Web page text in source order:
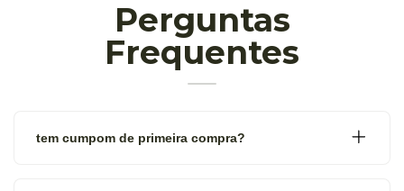
Perguntas
Frequentes
tem cumpom de primeira compra?